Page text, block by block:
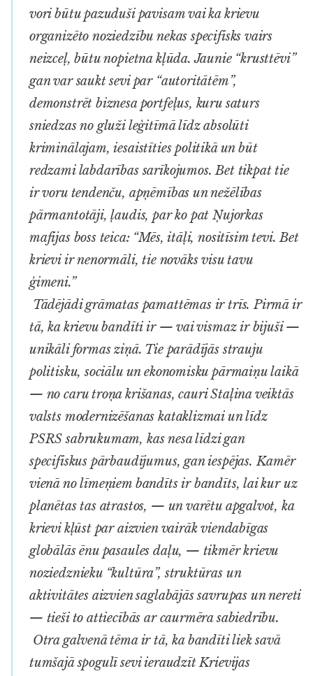
voribūtu pazuduši pavisam vai ka krievu
organizēto noziedzību nekas specifisks vairs
neizceļ, būtu nopietna kļūda. Jaunie “krusttēvi”
gan var saukt sevi par “autoritātēm”,
demonstrēt biznesa portfeļus, kuru saturs
sniedzas no gluži leģitīmā līdz absolūti
kriminālajam, iesaistīties politikā un būt
redzami labdarības sarīkojumos. Bet tikpat tie
irvoru tendenču, apņēmības un nežēlības
pārmantotāji, ļaudis, par ko pat Ņujorkas
mafijas boss teica: “Mēs, itāļi, nositīsim tevi. Bet
krievi ir nenormāli, tie novāks visu tavu
ģimeni.”
Tādējādi grāmatas pamattēmas ir trīs. Pirmā ir
tā, ka krievu bandīti ir — vai vismaz ir bijuši —
unikāli formas ziņā. Tie parādījās strauju
politisku, sociālu un ekonomisku pārmaiņu laikā
— no caru troņa krišanas, cauri Staļina veiktās
valsts modernizēšanas kataklizmai un līdz
PSRS sabrukumam, kas nesa līdzi gan
specifiskus pārbaudījumus, gan iespējas. Kamēr
vienā no līmeņiem bandīts ir bandīts, lai kur uz
planētas tas atrastos, — un varētu apgalvot, ka
krievi kļūst par aizvien vairāk viendabīgas
globālās ēnu pasaules daļu, — tikmēr krievu
noziedznieku “kultūra”, struktūras un
aktivitātes aizvien saglabājās savrupas un nereti
— tieši to attiecībās ar caurmēra sabiedrību.
Otra galvenā tēma ir tā, ka bandīti liek savā
tumšajā spogulī sevi ieraudzīt Krievijas